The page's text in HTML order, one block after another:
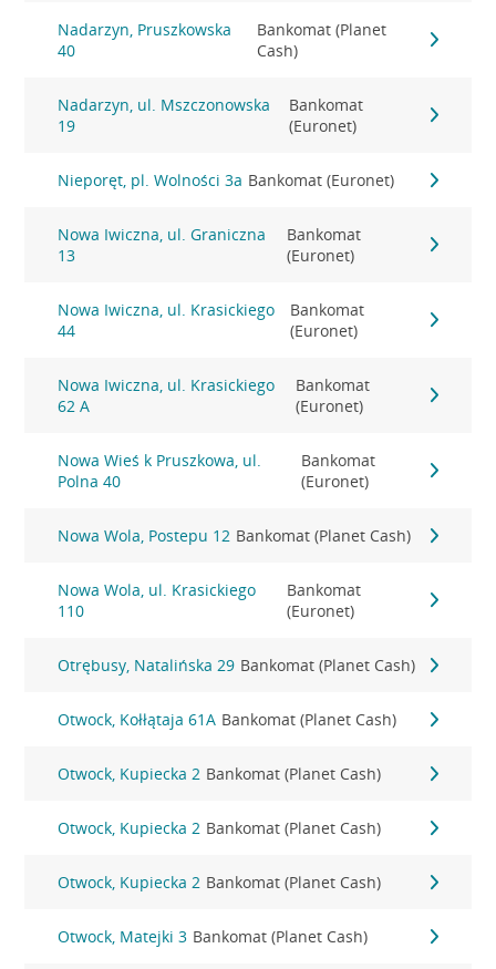
Nadarzyn, Pruszkowska
40
Bankomat (Planet
Cash)
Nadarzyn, ul. Mszczonowska
19
Bankomat
(Euronet)
Nieporęt, pl. Wolności 3a Bankomat (Euronet)
Nowa Iwiczna, ul. Graniczna
13
Bankomat
(Euronet)
Nowa Iwiczna, ul. Krasickiego
44
Bankomat
(Euronet)
Nowa Iwiczna, ul. Krasickiego
62 A
Bankomat
(Euronet)
Nowa Wieś k Pruszkowa, ul.
Polna 40
Bankomat
(Euronet)
Nowa Wola, Postepu 12 Bankomat (Planet Cash)
Nowa Wola, ul. Krasickiego
110
Bankomat
(Euronet)
Otrębusy, Natalińska 29 Bankomat (Planet Cash)
Otwock, Kołłątaja 61A Bankomat (Planet Cash)
Otwock, Kupiecka 2 Bankomat (Planet Cash)
Otwock, Kupiecka 2 Bankomat (Planet Cash)
Otwock, Kupiecka 2 Bankomat (Planet Cash)
Otwock, Matejki 3 Bankomat (Planet Cash)